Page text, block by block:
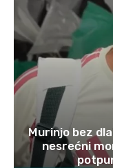
Murinjo bez
nesrećni